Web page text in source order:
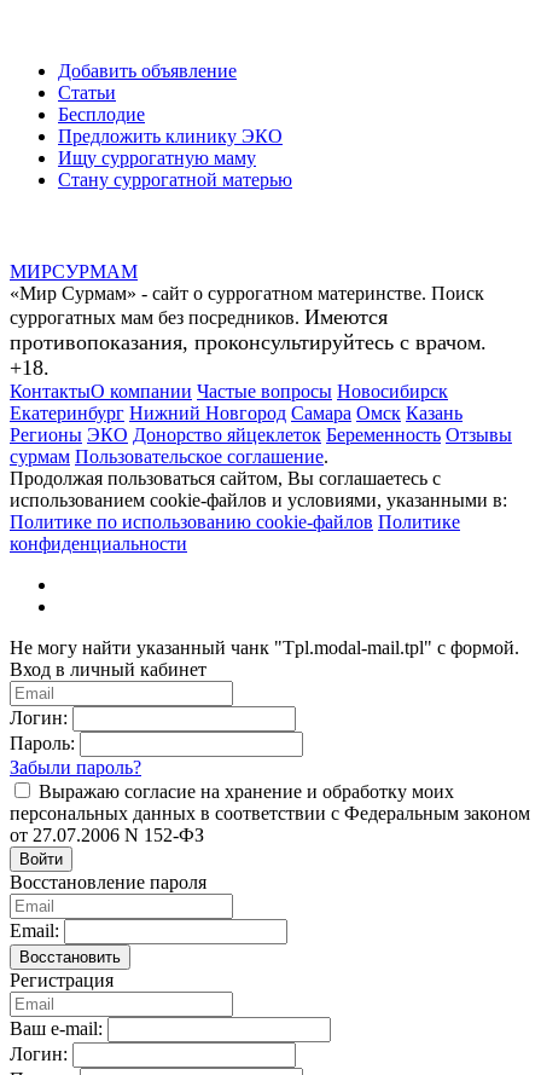
Добавить объявление
Статьи
Бесплодие
Предложить клинику ЭКО
Ищу суррогатную маму
Стану суррогатной матерью
МИРСУРМАМ
«Мир Сурмам» - сайт о суррогатном материнстве. Поиск
суррогатных мам без посредников. Имеются
противопоказания, проконсультируйтесь с врачом.
+18.
КонтактыО компании Частые вопросы Новосибирск
Екатеринбург Нижний Новгород Самара Омск Казань
Регионы ЭКО Донорство яйцеклеток Беременность Отзывы
сурмам Пользовательское соглашение.
Продолжая пользоваться сайтом, Вы соглашаетесь с
использованием cookie-файлов и условиями, указанными в:
Политике по использованию cookie-файлов Политике
конфиденциальности
Не могу найти указанный чанк "Tpl.modal-mail.tpl" с формой.
Вход в личный кабинет
Логин:
Пароль:
Забыли пароль?
Выражаю согласие на хранение и обработку моих
персональных данных в соответствии с Федеральным законом
от 27.07.2006 N 152-ФЗ
Войти
Восстановление пароля
Email:
Восстановить
Регистрация
Ваш e-mail:
Логин: